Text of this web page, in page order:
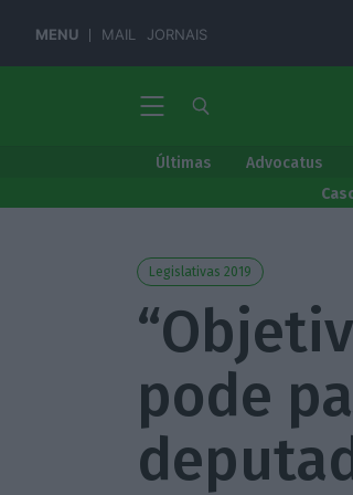
MENU MAIL JORNAIS
Últimas Advocatus
Legislativas 2019
pode